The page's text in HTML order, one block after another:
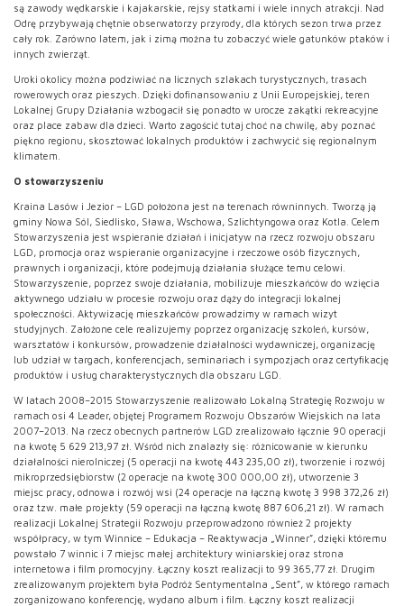
są zawody wędkarskie i kajakarskie, rejsy statkami i wiele innych atrakcji. Nad
Odrę przybywają chętnie obserwatorzy przyrody, dla których sezon trwa przez
cały rok. Zarówno latem, jak i zimą można tu zobaczyć wiele gatunków ptaków i
innych zwierząt.
Uroki okolicy można podziwiać na licznych szlakach turystycznych, trasach
rowerowych oraz pieszych. Dzięki dofinansowaniu z Unii Europejskiej, teren
Lokalnej Grupy Działania wzbogacił się ponadto w urocze zakątki rekreacyjne
oraz place zabaw dla dzieci. Warto zagościć tutaj choć na chwilę, aby poznać
piękno regionu, skosztować lokalnych produktów i zachwycić się regionalnym
klimatem.
O stowarzyszeniu
Kraina Lasów i Jezior – LGD położona jest na terenach równinnych. Tworzą ją
gminy Nowa Sól, Siedlisko, Sława, Wschowa, Szlichtyngowa oraz Kotla. Celem
Stowarzyszenia jest wspieranie działań i inicjatyw na rzecz rozwoju obszaru
LGD, promocja oraz wspieranie organizacyjne i rzeczowe osób fizycznych,
prawnych i organizacji, które podejmują działania służące temu celowi.
Stowarzyszenie, poprzez swoje działania, mobilizuje mieszkańców do wzięcia
aktywnego udziału w procesie rozwoju oraz dąży do integracji lokalnej
społeczności. Aktywizację mieszkańców prowadzimy w ramach wizyt
studyjnych. Założone cele realizujemy poprzez organizację szkoleń, kursów,
warsztatów i konkursów, prowadzenie działalności wydawniczej, organizację
lub udział w targach, konferencjach, seminariach i sympozjach oraz certyfikację
produktów i usług charakterystycznych dla obszaru LGD.
W latach 2008–2015 Stowarzyszenie realizowało Lokalną Strategię Rozwoju w
ramach osi 4 Leader, objętej Programem Rozwoju Obszarów Wiejskich na lata
2007–2013. Na rzecz obecnych partnerów LGD zrealizowało łącznie 90 operacji
na kwotę 5 629 213,97 zł. Wśród nich znalazły się: różnicowanie w kierunku
działalności nierolniczej (5 operacji na kwotę 443 235,00 zł), tworzenie i rozwój
mikroprzedsiębiorstw (2 operacje na kwotę 300 000,00 zł), utworzenie 3
miejsc pracy, odnowa i rozwój wsi (24 operacje na łączną kwotę 3 998 372,26 zł)
oraz tzw. małe projekty (59 operacji na łączną kwotę 887 606,21 zł). W ramach
realizacji Lokalnej Strategii Rozwoju przeprowadzono również 2 projekty
współpracy, w tym Winnice – Edukacja – Reaktywacja „Winner”, dzięki któremu
powstało 7 winnic i 7 miejsc małej architektury winiarskiej oraz strona
internetowa i film promocyjny. Łączny koszt realizacji to 99 365,77 zł. Drugim
zrealizowanym projektem była Podróż Sentymentalna „Sent”, w którego ramach
zorganizowano konferencję, wydano album i film. Łączny koszt realizacji